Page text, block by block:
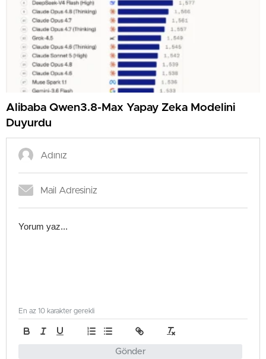
Alibaba Qwen3.8-Max Yapay Zeka Modelini
Duyurdu
Gönder
En az 10 karakter gerekli